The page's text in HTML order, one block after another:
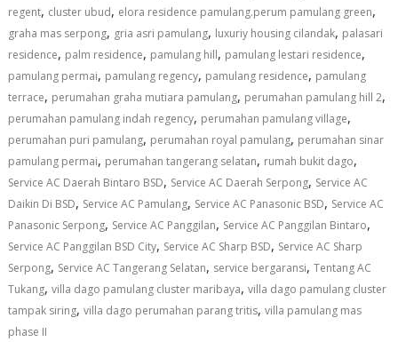
regent, cluster ubud, elora residence pamulang.perum pamulang green,
graha mas serpong, gria asri pamulang, luxuriy housing cilandak, palasari
residence, palm residence, pamulang hill, pamulang lestari residence,
pamulang permai, pamulang regency, pamulang residence, pamulang
terrace, perumahan graha mutiara pamulang, perumahan pamulang hill 2,
perumahan pamulang indah regency, perumahan pamulang village,
perumahan puri pamulang, perumahan royal pamulang, perumahan sinar
pamulang permai, perumahan tangerang selatan, rumah bukit dago,
Service AC Daerah Bintaro BSD, Service AC Daerah Serpong, Service AC
Daikin Di BSD, Service AC Pamulang, Service AC Panasonic BSD, Service AC
Panasonic Serpong, Service AC Panggilan, Service AC Panggilan Bintaro,
Service AC Panggilan BSD City, Service AC Sharp BSD, Service AC Sharp
Serpong, Service AC Tangerang Selatan, service bergaransi,Tentang AC
Tukang,villa dago pamulang cluster maribaya,villa dago pamulang cluster
tampak siring,villa dago perumahan parang tritis,villa pamulang mas
phase II